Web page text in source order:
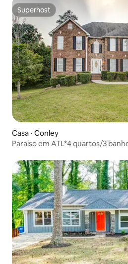
Superhost
Superhost
Casa ⋅ Conley
Paraíso em ATL*4 quartos/3